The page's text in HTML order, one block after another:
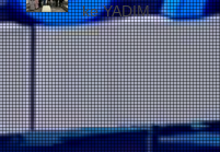
ke YADIM